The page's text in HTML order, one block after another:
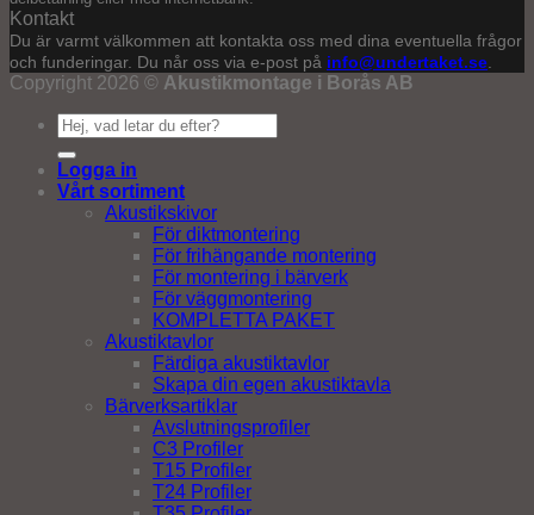
Kontakt
Du är varmt välkommen att kontakta oss med dina eventuella frågor
och funderingar. Du når oss via e-post på info@undertaket.se.
Copyright 2026 © Akustikmontage i Borås AB
Sök
efter:
Logga in
Vårt sortiment
Akustikskivor
För diktmontering
För frihängande montering
För montering i bärverk
För väggmontering
KOMPLETTA PAKET
Akustiktavlor
Färdiga akustiktavlor
Skapa din egen akustiktavla
Bärverksartiklar
Avslutningsprofiler
C3 Profiler
T15 Profiler
T24 Profiler